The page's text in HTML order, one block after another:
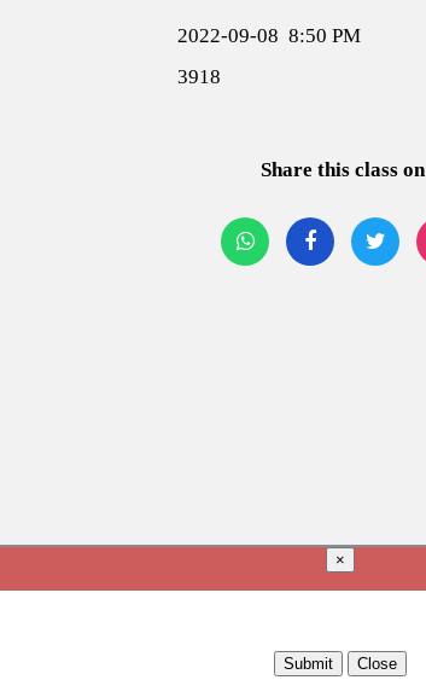
2022-09-08 8:50 PM
3918
Share this class on
×
Submit Close